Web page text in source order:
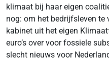
klimaat bij haar eigen
nog: om het bedrijfsleven te
kabinet uit het eigen
euro’s over voor fossiele
slecht nieuws voor